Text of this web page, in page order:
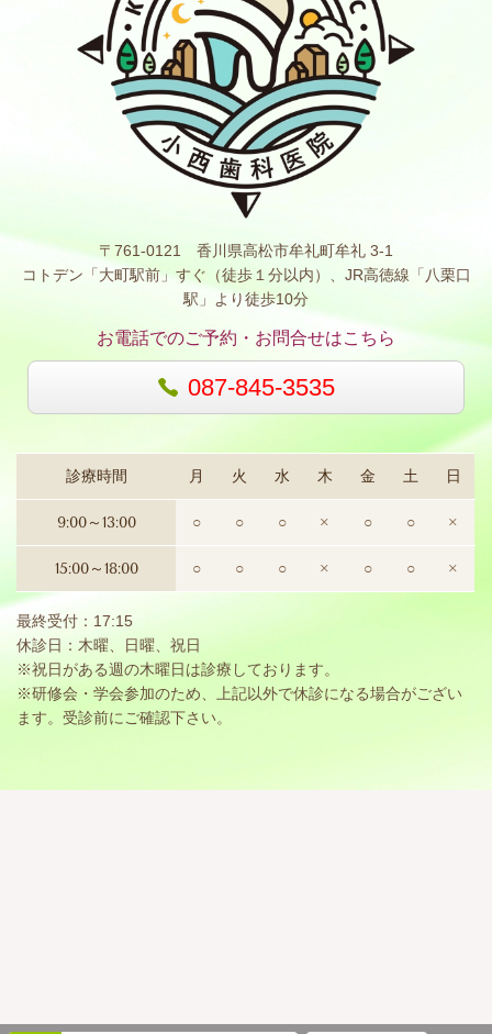
〒761-0121 香川県高松市牟礼町牟礼 3-1
コトデン「大町駅前」すぐ（徒歩１分以内）、JR高徳線「八栗口
駅」より徒歩10分
お電話でのご予約・お問合せはこちら
087-845-3535
診療時間 月 火 水 木 金 土 日
9:00～13:00 ○ ○ ○ × ○ ○ ×
15:00～18:00 ○ ○ ○ × ○ ○ ×
最終受付：17:15
休診日：木曜、日曜、祝日
※祝日がある週の木曜日は診療しております。
※研修会・学会参加のため、上記以外で休診になる場合がござい
ます。受診前にご確認下さい。